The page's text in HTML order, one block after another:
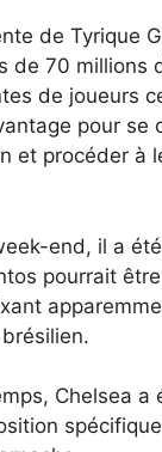
de Tyrique
de 70 millions
de joueurs
pour se
et procéder à
end, il a
pourrait
Chelsea a